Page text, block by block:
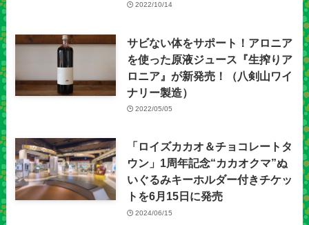
2022/10/14
サビない体をサポート！アロニア
を使った原液ジュース『生搾りア
ロニア』が新発売！（八剣山ワイ
ナリー製造）
2022/05/05
「ロイズカカオ＆チョコレートタ
ウン」1周年記念“カカオクマ”ぬ
いぐるみキーホルダー付きチケッ
トを6月15日に発売
2024/06/15